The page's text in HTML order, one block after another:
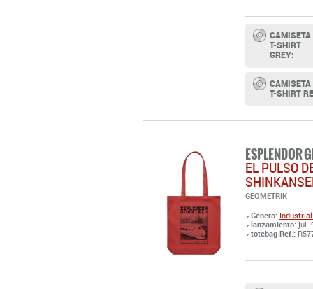
T-SHIRT
ESPLENDOR
GEOMETRIK
Género:
lanzamiento: jul.
totebag Ref.:
totebag: